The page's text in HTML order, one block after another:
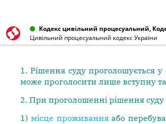
Кодекс цивільний процесуальний,
Цивільний процесуальний кодекс України